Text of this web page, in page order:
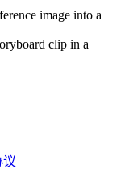
image into a
clip in a
议